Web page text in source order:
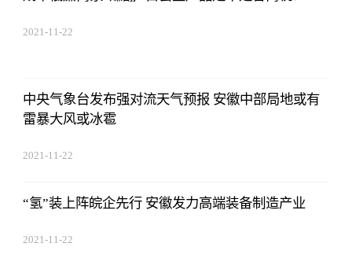
2021-11-22
中央气象台发布强对流天气预报 安徽中部局地或有
雷暴大风或冰雹
2021-11-22
“氢”装上阵皖企先行 安徽发力高端装备制造产业
2021-11-22